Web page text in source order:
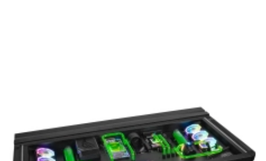
Компания ARTLINE благодарит Вас за выбор
нашей продукции. Мы уверены, что
приобретенная вами техника будет служить